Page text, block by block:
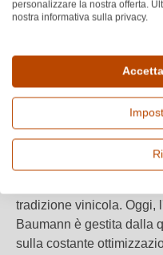
2024
2/5
L'azienda vinicola
che risale al 1824. Da
tradizione vinicola. Oggi,
Baumann è gestita dalla
sulla costante
personalizzare la nostra offerta.
nostra informativa sulla privacy.